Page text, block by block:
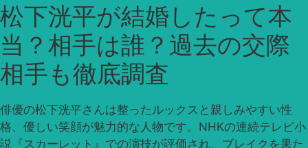
松下洸平が結婚したって本
当？相手は誰？過去の交際
相手も徹底調査
俳優の松下洸平さんは整ったルックスと親しみやすい性
格、優しい笑顔が魅力的な人物です。NHKの連続テレビ小
説『スカーレット』での演技が評価され、ブレイクを果た